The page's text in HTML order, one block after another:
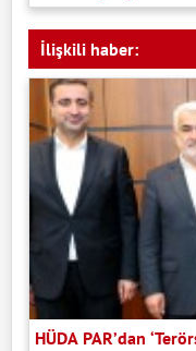
İlişkili haber:
HÜDA PAR’dan